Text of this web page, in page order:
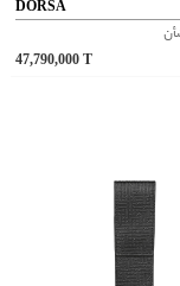
DORSA
47,790,000